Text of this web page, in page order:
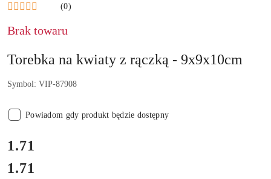
(0)
Brak towaru
Torebka na kwiaty z rączką - 9x9x10cm
Symbol: VIP-87908
Powiadom gdy produkt będzie dostępny
cena:
1.71
Cena:
1.71